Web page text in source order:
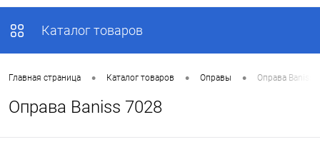
Каталог товаров
Главная страница • Каталог товаров • Оправы • Оправа Baniss
Оправа Baniss 7028